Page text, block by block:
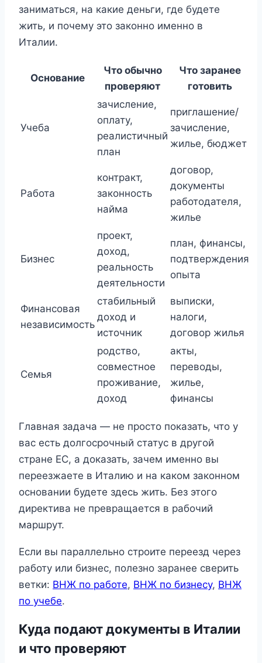
заниматься, на какие деньги, где будете
жить, и почему это законно именно в
Италии.
Основание
Что обычно
проверяют
Что заранее
готовить
Учеба
зачисление,
оплату,
реалистичный
план
приглашение/
зачисление,
жилье, бюджет
Работа
контракт,
законность
найма
договор,
документы
работодателя,
жилье
Бизнес
проект,
доход,
реальность
деятельности
план, финансы,
подтверждения
опыта
Финансовая
независимость
стабильный
доход и
источник
выписки,
налоги,
договор жилья
Семья
родство,
совместное
проживание,
доход
акты,
переводы,
жилье,
финансы
Главная задача — не просто показать, что у
вас есть долгосрочный статус в другой
стране ЕС, а доказать, зачем именно вы
переезжаете в Италию и на каком законном
основании будете здесь жить. Без этого
директива не превращается в рабочий
маршрут.
Если вы параллельно строите переезд через
работу или бизнес, полезно заранее сверить
ветки: ВНЖ по работе, ВНЖ по бизнесу, ВНЖ
по учебе.
Куда подают документы в Италии
и что проверяют